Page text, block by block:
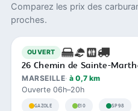
Comparez les prix des
proches.
OUVERT
26 Chemin de Sainte-
MARSEILLE à 0,7 km
Ouverte 06h–20h
GAZOLE E10 SP98